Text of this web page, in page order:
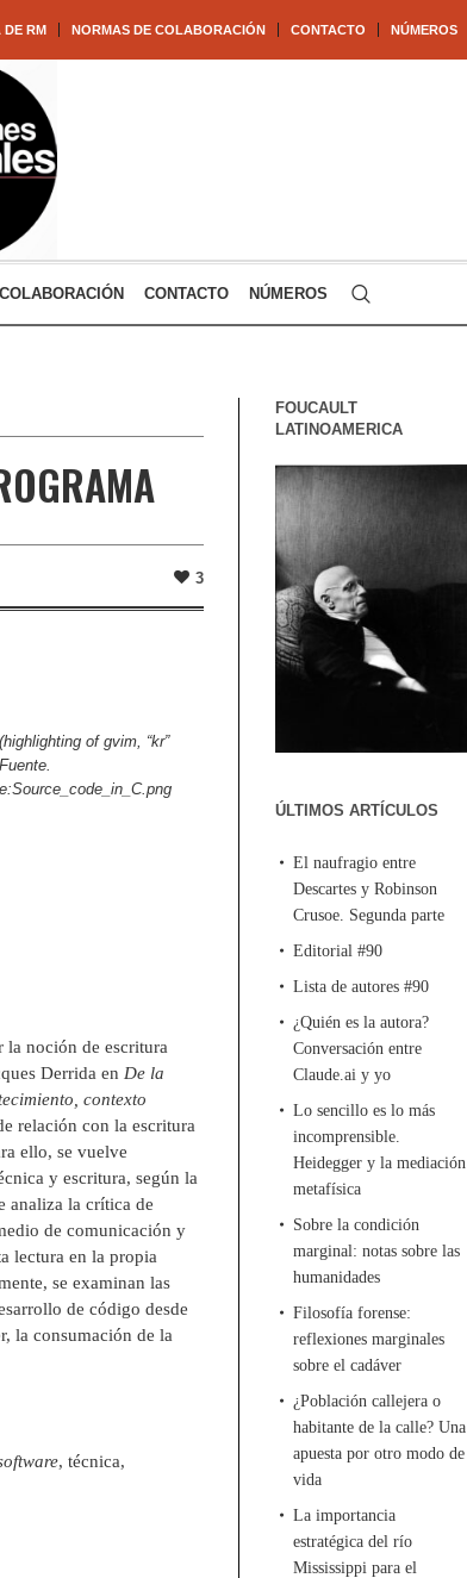
DE RM NORMAS DE COLABORACIÓN CONTACTO NÚMEROS
CONTACTO NÚMEROS
3
of gvim, “kr”
noción de escritura
Derrida en De la
contexto
relación con la escritura
ello, se vuelve
y escritura, según la
analiza la crítica de
de comunicación y
lectura en la propia
se examinan las
de código desde
la consumación de la
, técnica,
FOUCAULT
LATINOAMERICA
ÚLTIMOS ARTÍCULOS
El naufragio entre
Descartes y Robinson
Crusoe. Segunda parte
Editorial #90
Lista de autores #90
¿Quién es la autora?
Conversación entre
Claude.ai y yo
Lo sencillo es lo más
incomprensible.
Heidegger y la mediación
metafísica
Sobre la condición
marginal: notas sobre las
humanidades
Filosofía forense:
reflexiones marginales
sobre el cadáver
¿Población callejera o
habitante de la calle? Una
apuesta por otro modo de
vida
La importancia
estratégica del río
Mississippi para el